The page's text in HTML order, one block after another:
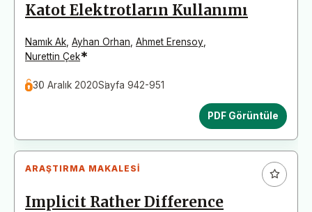
Katot Elektrotların Kullanımı
Namık Ak Ayhan Orhan Ahmet Erensoy
Nurettin Çek*
30 Aralık 2020Sayfa 942-951
PDF Görüntüle
ARAŞTIRMA MAKALESI
Implicit Rather Difference